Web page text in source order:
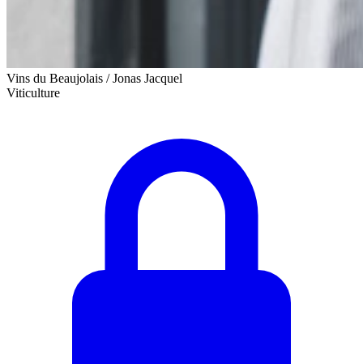
Vins du Beaujolais / Jonas Jacquel
Viticulture